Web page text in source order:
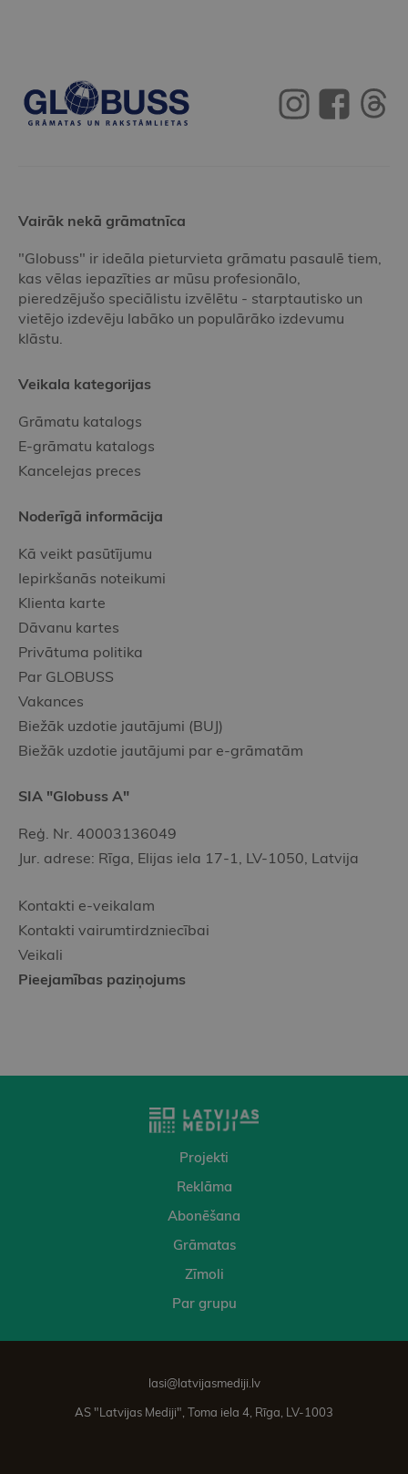
Vairāk nekā grāmatnīca
"Globuss" ir ideāla pieturvieta grāmatu pasaulē tiem,
kas vēlas iepazīties ar mūsu profesionālo,
pieredzējušo speciālistu izvēlētu - starptautisko un
vietējo izdevēju labāko un populārāko izdevumu
klāstu.
Veikala kategorijas
Grāmatu katalogs
E-grāmatu katalogs
Kancelejas preces
Noderīgā informācija
Kā veikt pasūtījumu
Iepirkšanās noteikumi
Klienta karte
Dāvanu kartes
Privātuma politika
Par GLOBUSS
Vakances
Biežāk uzdotie jautājumi (BUJ)
Biežāk uzdotie jautājumi par e-grāmatām
SIA "Globuss A"
Reģ. Nr. 40003136049
Jur. adrese: Rīga, Elijas iela 17-1, LV-1050, Latvija
Kontakti e-veikalam
Kontakti vairumtirdzniecībai
Veikali
Pieejamības paziņojums
Projekti
Reklāma
Abonēšana
Grāmatas
Zīmoli
Par grupu
lasi@latvijasmediji.lv
AS "Latvijas Mediji", Toma iela 4, Rīga, LV-1003